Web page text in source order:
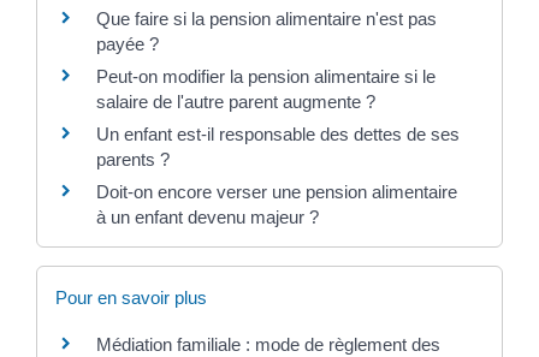
Que faire si la pension alimentaire n'est pas
payée ?
Peut-on modifier la pension alimentaire si le
salaire de l'autre parent augmente ?
Un enfant est-il responsable des dettes de ses
parents ?
Doit-on encore verser une pension alimentaire
à un enfant devenu majeur ?
Pour en savoir plus
Médiation familiale : mode de règlement des